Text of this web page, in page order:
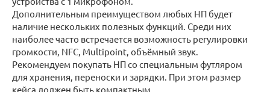
Дополнительным преимуществом любых НП будет
наличие нескольких полезных функций. Среди них
наиболее часто встречается возможность регулировки
громкости, NFC, Multipoint, объёмный звук.
Рекомендуем покупать НП со специальным футляром
для хранения, переноски и зарядки. При этом размер
кейса должен быть компактным.